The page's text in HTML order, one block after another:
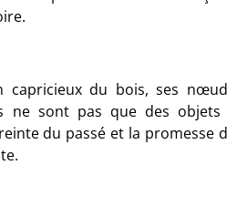
capricieux du bois, ses
ne sont pas que des objets
du passé et la promesse